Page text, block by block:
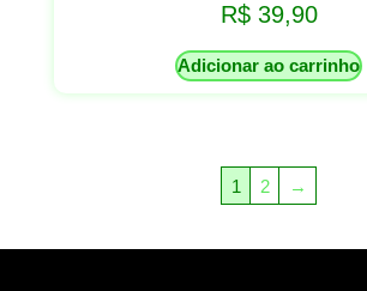
R$39,90
Adicionar ao carrinho
1 2 →